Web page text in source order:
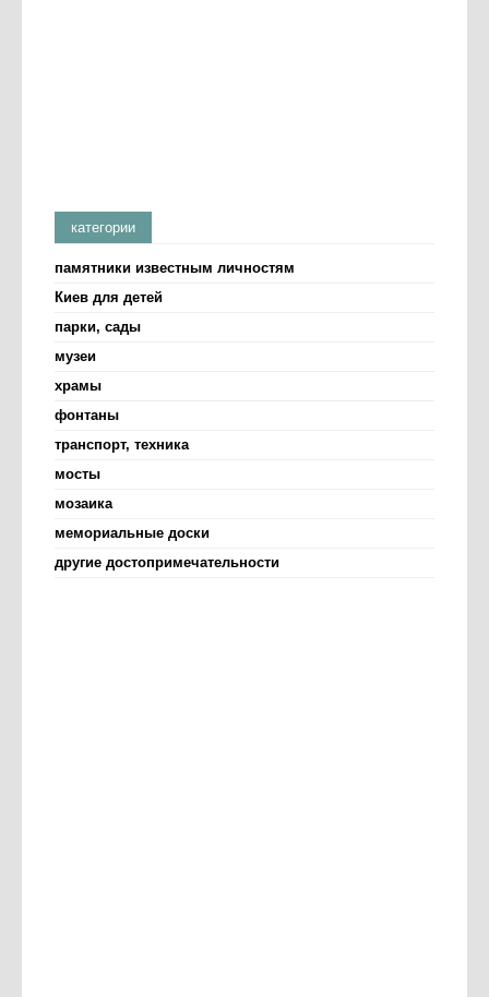
категории
памятники известным личностям
Киев для детей
парки, сады
музеи
храмы
фонтаны
транспорт, техника
мосты
мозаика
мемориальные доски
другие достопримечательности